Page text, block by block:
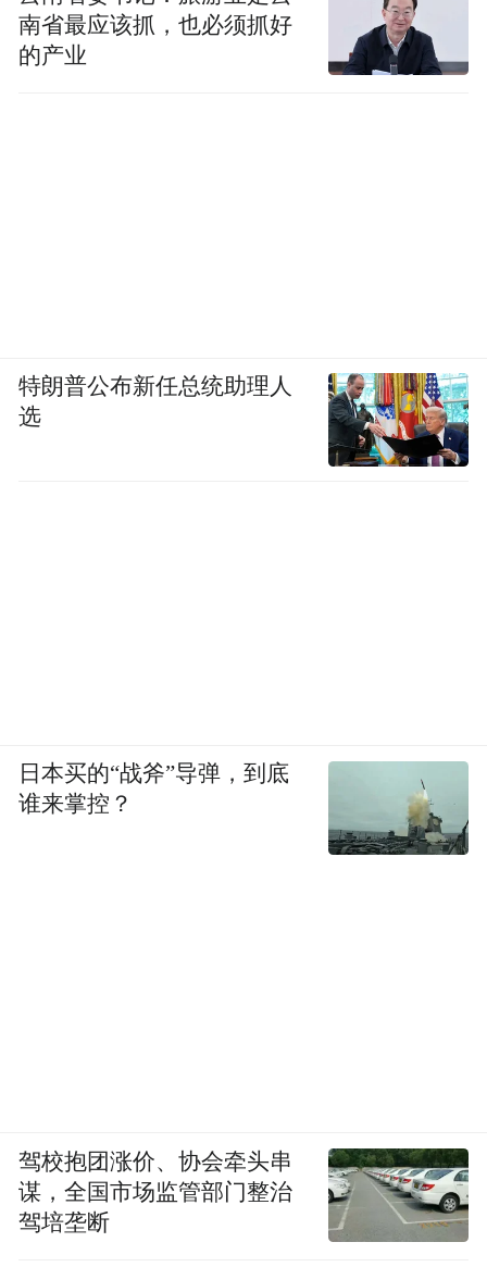
南省最应该抓，也必须抓好
的产业
特朗普公布新任总统助理人
选
日本买的“战斧”导弹，到底
谁来掌控？
驾校抱团涨价、协会牵头串
谋，全国市场监管部门整治
驾培垄断